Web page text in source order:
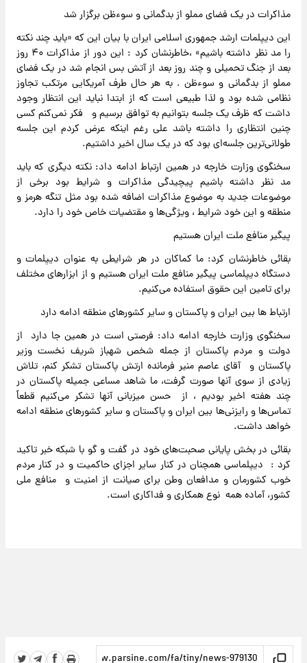
مذاکرات در یک فضای مملو از بدگمانی و سوءظن برگزار شد
این دیپلمات ارشد جمهوری اسلامی ایران با بیان این که «باید چند نکته
را مد نظر داشته باشیم» ،خاطرنشان کرد : این دور از مذاکرات ۴۰ روز
بعد از جنگ تحمیلی و چند روز بعد از آتش بس انجام شد در یک فضای
مملو از بدگمانی و سوءظن . به هر حال طرف آمریکایی مرتکب تجاوز
نظامی شده بود و لذا طبیعی است که از ابتدا نباید این انتظار وجود
داشت که ظرف یک جلسه بتوانیم به توافق برسیم و فکر نمی‌کنم کسی
چنین انتظاری را داشته باشد علی رغم اینکه عرض کردم این جلسه
طولانی‌ترین جلسه‌ای بود که در یک سال اخیر داشتیم.
سخنگوی وزارت خارجه در همین ارتباط ادامه داد: نکته دیگری که باید
مد نظر داشته باشیم پیچیدگی مذاکرات و شرایط بود برخی از
موضوعات جدید به موضوع مذاکرات اضافه شده بود مثل تنگه هرمز و
منطقه و این خود شرایط ، ویژگی‌ها و مقتضیات خاص خود را دارد.
پیگیر منافع ملت ایران هستیم
بقائی خاطرنشان کرد: ما کماکان در هر شرایطی به عنوان دیپلمات و
دستگاه دیپلماسی پیگیر منافع ملت ایران هستیم و از ابزارهای مختلف
برای تامین این حقوق استفاده می‌کنیم.
ارتباط ها بین ایران و پاکستان و سایر کشورهای منطقه ادامه دارد
سخنگوی وزارت خارجه ادامه داد: فرصتی است در همین جا دارد از
دولت و مردم پاکستان از جمله شخص شهباز شریف نخست وزیر
پاکستان و آقای عاصم منیر فرمانده ارتش پاکستان تشکر کنم، تلاش
زیادی از سوی آنها صورت گرفت، ما شاهد مساعی جمیله پاکستان در
چند هفته اخیر بودیم ، از حسن میزبانی آنها تشکر می‌کنیم قطعاً
تماس‌ها و رایزنی‌ها بین ایران و پاکستان و سایر کشورهای منطقه ادامه
خواهد داشت.
بقائی در بخش پایانی صحبت‌های خود در گفت و گو با شبکه خبر تاکید
کرد : دیپلماسی همچنان در کنار سایر اجزای حاکمیت و در کنار مردم
خوب کشورمان و مدافعان وطن برای صیانت از امنیت و منافع ملی
کشور، آماده همه نوع همکاری و فداکاری است.